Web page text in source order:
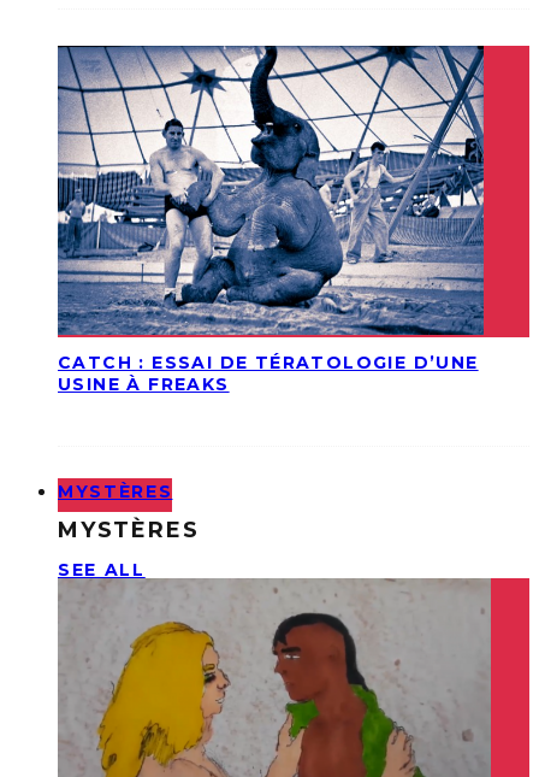
CATCH : ESSAI DE TÉRATOLOGIE D’UNE
USINE À FREAKS
MYSTÈRES
MYSTÈRES
SEE ALL